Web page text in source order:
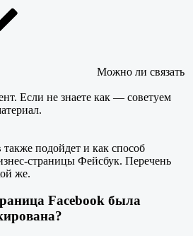
Можно ли связать
Если не знаете как — советуем
подойдет и как способ
страницы Фейсбук. Перечень
же.
Facebook была